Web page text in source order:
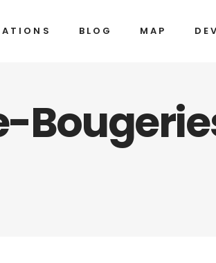
BLOG MAP